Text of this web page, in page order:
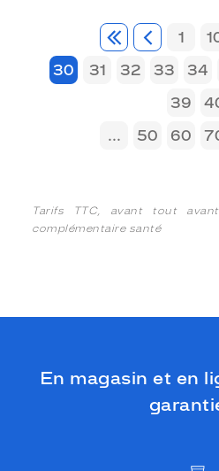
1
30
31 32 33 34
39
...
50 60
Tarifs TTC, avant tout
complémentaire santé
En magasin et en